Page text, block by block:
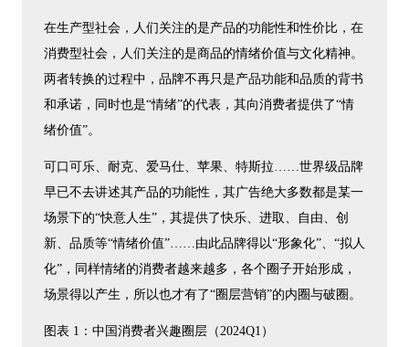
在生产型社会，人们关注的是产品的功能性和性价比，在
消费型社会，人们关注的是商品的情绪价值与文化精神。
两者转换的过程中，品牌不再只是产品功能和品质的背书
和承诺，同时也是“情绪”的代表，其向消费者提供了“情
绪价值”。
可口可乐、耐克、爱马仕、苹果、特斯拉……世界级品牌
早已不去讲述其产品的功能性，其广告绝大多数都是某一
场景下的“快意人生”，其提供了快乐、进取、自由、创
新、品质等“情绪价值”……由此品牌得以“形象化”、“拟人
化”，同样情绪的消费者越来越多，各个圈子开始形成，
场景得以产生，所以也才有了“圈层营销”的内圈与破圈。
图表 1：中国消费者兴趣圈层（2024Q1）